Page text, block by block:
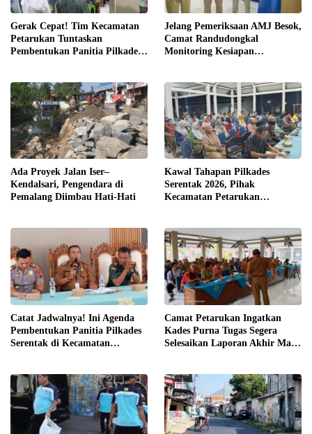
Gerak Cepat! Tim Kecamatan
Petarukan Tuntaskan
Pembentukan Panitia Pilkades
Jelang Pemeriksaan AMJ Besok,
Camat Randudongkal
Monitoring Kesiapan
Ada Proyek Jalan Iser–
Kendalsari, Pengendara di
Pemalang Diimbau Hati-Hati
Kawal Tahapan Pilkades
Serentak 2026, Pihak
Kecamatan Petarukan
Catat Jadwalnya! Ini Agenda
Pembentukan Panitia Pilkades
Serentak di Kecamatan
Camat Petarukan Ingatkan
Kades Purna Tugas Segera
Selesaikan Laporan Akhir Masa